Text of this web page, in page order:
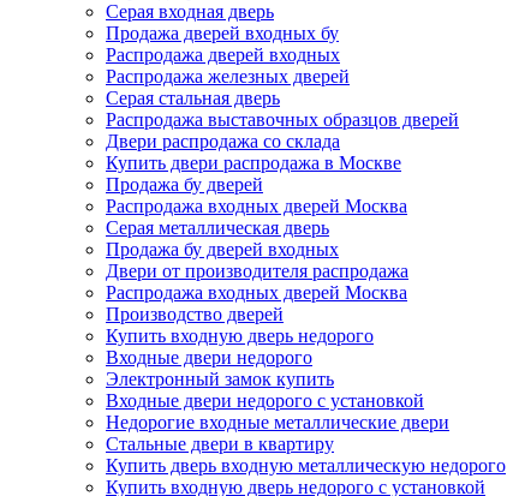
Серая входная дверь
Продажа дверей входных бу
Распродажа дверей входных
Распродажа железных дверей
Серая стальная дверь
Распродажа выставочных образцов дверей
Двери распродажа со склада
Купить двери распродажа в Москве
Продажа бу дверей
Распродажа входных дверей Москва
Серая металлическая дверь
Продажа бу дверей входных
Двери от производителя распродажа
Распродажа входных дверей Москва
Производство дверей
Купить входную дверь недорого
Входные двери недорого
Электронный замок купить
Входные двери недорого с установкой
Недорогие входные металлические двери
Стальные двери в квартиру
Купить дверь входную металлическую недорого
Купить входную дверь недорого с установкой